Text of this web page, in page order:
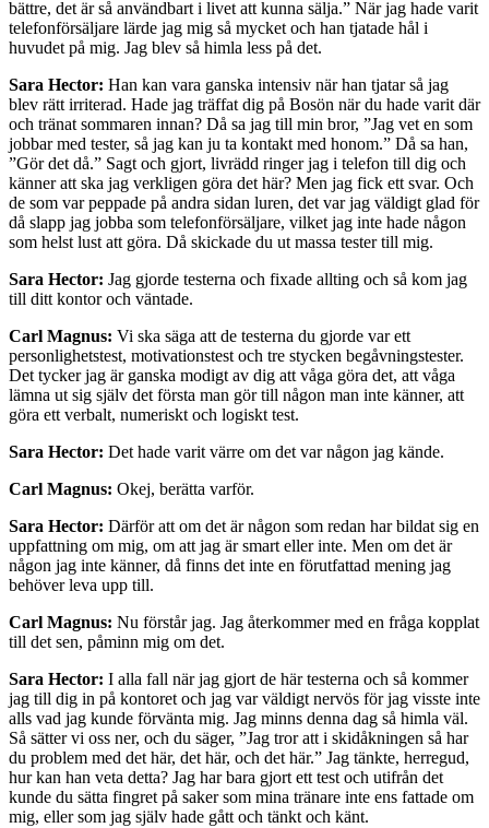
bättre, det är så användbart i livet att kunna sälja.” När jag hade varit
telefonförsäljare lärde jag mig så mycket och han tjatade hål i
huvudet på mig. Jag blev så himla less på det.
Sara Hector: Han kan vara ganska intensiv när han tjatar så jag
blev rätt irriterad. Hade jag träffat dig på Bosön när du hade varit där
och tränat sommaren innan? Då sa jag till min bror, ”Jag vet en som
jobbar med tester, så jag kan ju ta kontakt med honom.” Då sa han,
”Gör det då.” Sagt och gjort, livrädd ringer jag i telefon till dig och
känner att ska jag verkligen göra det här? Men jag fick ett svar. Och
de som var peppade på andra sidan luren, det var jag väldigt glad för
då slapp jag jobba som telefonförsäljare, vilket jag inte hade någon
som helst lust att göra. Då skickade du ut massa tester till mig.
Sara Hector: Jag gjorde testerna och fixade allting och så kom jag
till ditt kontor och väntade.
Carl Magnus: Vi ska säga att de testerna du gjorde var ett
personlighetstest, motivationstest och tre stycken begåvningstester.
Det tycker jag är ganska modigt av dig att våga göra det, att våga
lämna ut sig själv det första man gör till någon man inte känner, att
göra ett verbalt, numeriskt och logiskt test.
Sara Hector: Det hade varit värre om det var någon jag kände.
Carl Magnus: Okej, berätta varför.
Sara Hector: Därför att om det är någon som redan har bildat sig en
uppfattning om mig, om att jag är smart eller inte. Men om det är
någon jag inte känner, då finns det inte en förutfattad mening jag
behöver leva upp till.
Carl Magnus: Nu förstår jag. Jag återkommer med en fråga kopplat
till det sen, påminn mig om det.
Sara Hector: I alla fall när jag gjort de här testerna och så kommer
jag till dig in på kontoret och jag var väldigt nervös för jag visste inte
alls vad jag kunde förvänta mig. Jag minns denna dag så himla väl.
Så sätter vi oss ner, och du säger, ”Jag tror att i skidåkningen så har
du problem med det här, det här, och det här.” Jag tänkte, herregud,
hur kan han veta detta? Jag har bara gjort ett test och utifrån det
kunde du sätta fingret på saker som mina tränare inte ens fattade om
mig, eller som jag själv hade gått och tänkt och känt.